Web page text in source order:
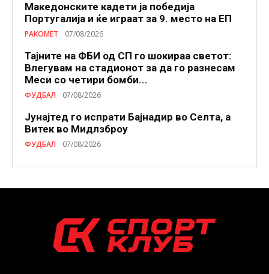
Македонските кадети ја победија
Португалија и ќе играат за 9. место на ЕП
РАКОМЕТ 07/08/2026
Тајните на ФБИ од СП го шокираа светот:
Влегувам на стадионот за да го разнесам
Меси со четири бомби...
ФУДБАЛ 07/08/2026
Јунајтед го испрати Бајнадир во Селта, а
Витек во Мидлзброу
ФУДБАЛ 07/08/2026